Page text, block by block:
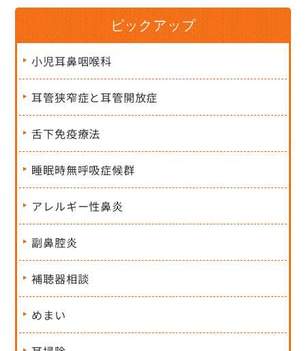
ピックアップ
小児耳鼻咽喉科
耳管狭窄症と耳管開放症
舌下免疫療法
睡眠時無呼吸症候群
アレルギー性鼻炎
副鼻腔炎
補聴器相談
めまい